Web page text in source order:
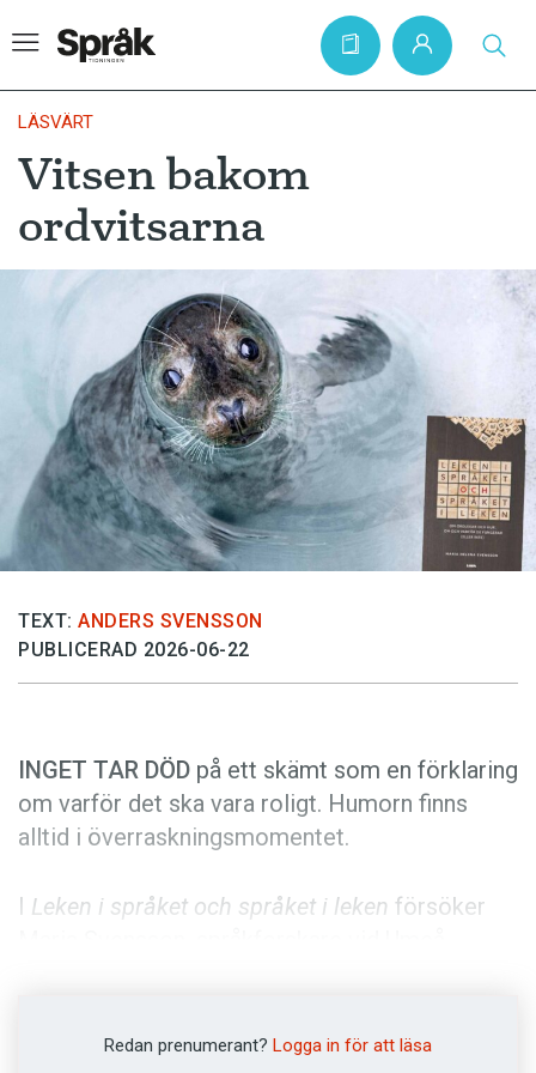
Hem
Artiklar
Krönikor
Språkfrågor
Skrivtips
Bokrecensioner
Kviss
Podden
Anmäl till språkpolisen
Annonsera
Prenumerera
Press
LÄSVÄRT
Vitsen bakom
ordvitsarna
TEXT: ANDERS SVENSSON
PUBLICERAD 2026-06-22
INGET TAR DÖD på ett skämt som en förklaring
om varför det ska vara roligt. Humorn finns
alltid i överrask­ningsmomentet.
I Leken i språket och språket i leken för­söker
grammatik, satslärans struktur och ord­lekarnas
Redan prenumerant? Logga in för att läsa